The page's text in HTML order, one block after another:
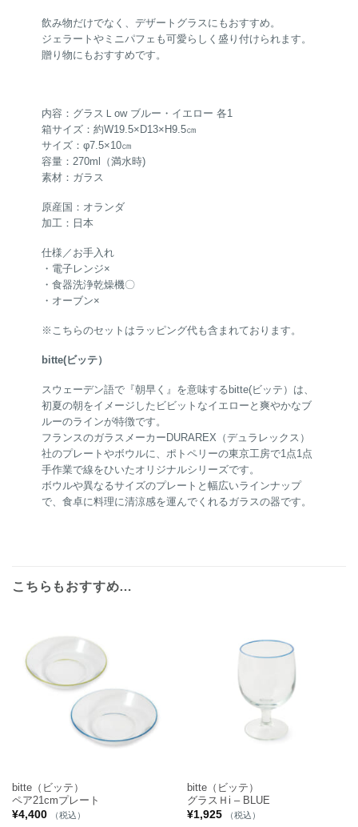
飲み物だけでなく、デザートグラスにもおすすめ。
ジェラートやミニパフェも可愛らしく盛り付けられます。
贈り物にもおすすめです。
内容：グラスＬow ブルー・イエロー 各1
箱サイズ：約W19.5×D13×H9.5㎝
サイズ：φ7.5×10㎝
容量：270ml（満水時)
素材：ガラス
原産国：オランダ
加工：日本
仕様／お手入れ
・電子レンジ×
・食器洗浄乾燥機〇
・オーブン×
※こちらのセットはラッピング代も含まれております。
bitte(ビッテ）
スウェーデン語で『朝早く』を意味するbitte(ビッテ）は、
初夏の朝をイメージしたビビットなイエローと爽やかなブ
ルーのラインが特徴です。
フランスのガラスメーカーDURAREX（デュラレックス）
社のプレートやボウルに、ポトペリーの東京工房で1点1点
手作業で線をひいたオリジナルシリーズです。
ボウルや異なるサイズのプレートと幅広いラインナップ
で、食卓に料理に清涼感を運んでくれるガラスの器です。
こちらもおすすめ…
bitte（ビッテ）
ペア21cmプレート
¥4,400 （税込）
bitte（ビッテ）
グラスＨi – BLUE
¥1,925 （税込）